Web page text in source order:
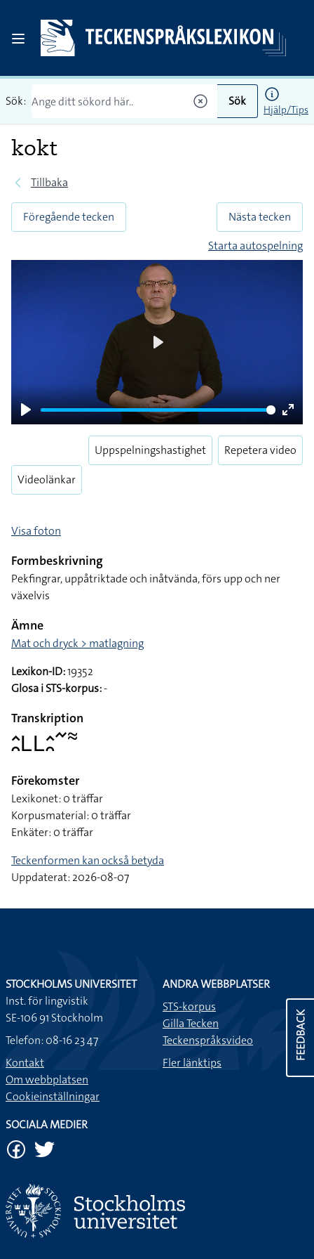
Sök: Sök
Hjälp/Tips
kokt
Tillbaka
Föregående tecken
Nästa tecken
Starta autospelning
Play
Enter
Videolänkar
Uppspelningshastighet Repetera video
Visa foton
Formbeskrivning
Pekfingrar, uppåtriktade och inåtvända, förs upp och ner
växelvis
Ämne
Mat och dryck > matlagning
Lexikon-ID:19352
Glosa i STS-korpus:-
Transkription
􌤵􌥘􌥈􌥈􌤵􌥘􌥨􌦇
Förekomster
Lexikonet: 0 träffar
Korpusmaterial: 0 träffar
Enkäter: 0 träffar
Teckenformen kan också betyda
Uppdaterat: 2026-08-07
FEEDBACK
STOCKHOLMS UNIVERSITET
Inst. för lingvistik
SE-106 91 Stockholm
Telefon: 08-16 23 47
Kontakt
Om webbplatsen
Cookieinställningar
ANDRA WEBBPLATSER
STS-korpus
Gilla Tecken
Teckenspråksvideo
Fler länktips
SOCIALA MEDIER